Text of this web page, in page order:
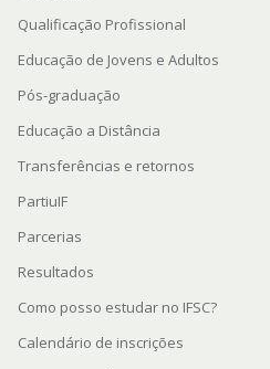
Qualificação Profissional
Educação de Jovens e Adultos
Pós-graduação
Educação a Distância
Transferências e retornos
PartiuIF
Parcerias
Resultados
Como posso estudar no IFSC?
Calendário de inscrições